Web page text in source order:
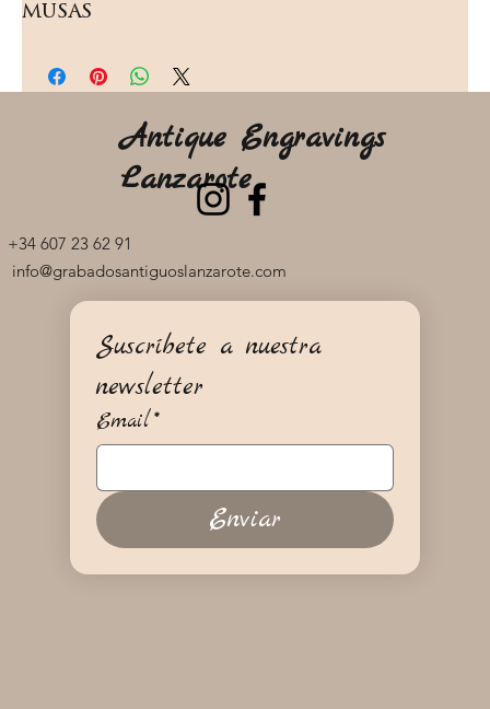
musas
+34 607 23 62 91
info@grabadosantiguoslanzarote.com
Antique Engravings
Lanzarote
Suscríbete a nuestra
newsletter
Email*
Enviar